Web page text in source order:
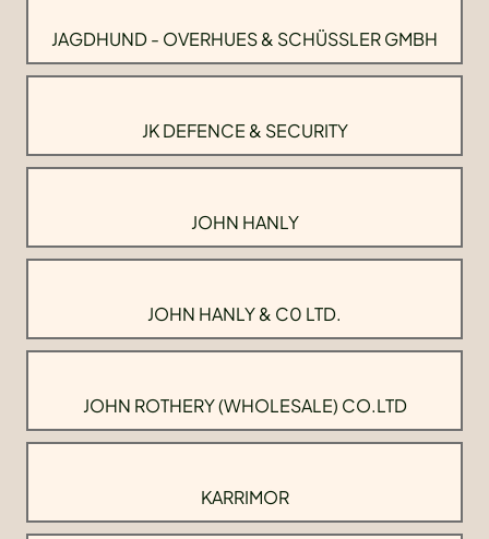
JAGDHUND - OVERHUES & SCHÜSSLER GMBH
JK DEFENCE & SECURITY
JOHN HANLY
JOHN HANLY & C0 LTD.
JOHN ROTHERY (WHOLESALE) CO.LTD
KARRIMOR